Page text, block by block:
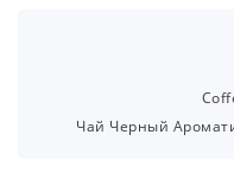
Чай Черный